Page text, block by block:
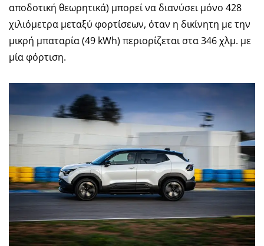
αποδοτική θεωρητικά) μπορεί να διανύσει μόνο 428
χιλιόμετρα μεταξύ φορτίσεων, όταν η δικίνητη με την
μικρή μπαταρία (49 kWh) περιορίζεται στα 346 χλμ. με
μία φόρτιση.